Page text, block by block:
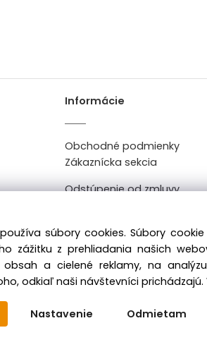
Informácie
Obchodné podmienky
Zákaznícka sekcia
Odstúpenie od zmluvy
súbory cookies. Súbory
zážitku z prehliadania našich
obsah a cielené reklamy, na
odkiaľ naši návštevníci prichádzajú.
Nastavenie Odmietam